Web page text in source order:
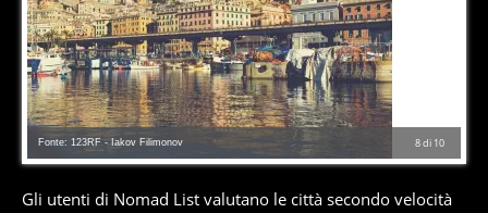
8di 10
Fonte: 123RF - Iakov Filimonov
Gli utenti di Nomad List valutano le città secondo velocità